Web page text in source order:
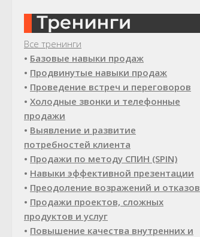
Все тренинги
• Базовые навыки продаж
• Продвинутые навыки продаж
• Проведение встреч и переговоров
• Холодные звонки и телефонные
продажи
• Выявление и развитие
потребностей клиента
• Продажи по методу СПИН (SPIN)
• Навыки эффективной презентации
• Преодоление возражений и отказов
• Продажи проектов, сложных
продуктов и услуг
• Повышение качества внутренних и